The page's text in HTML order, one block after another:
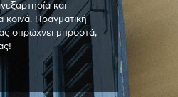
και
κοινά. Πραγματική
σπρώχνει μπροστά,